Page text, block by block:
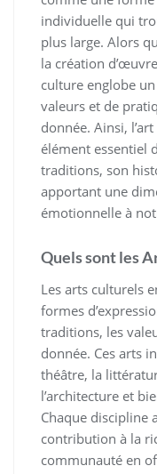
individuelle qui
plus large. Alors
la création
culture englobe
valeurs et de
donnée. Ainsi,
élément essentiel
traditions, son
apportant une
émotionnelle à
Quels sont les
Les arts culturels
formes
traditions, les
donnée. Ces arts
théâtre, la
l’architecture et
Chaque discipline
contribution à la
communauté en